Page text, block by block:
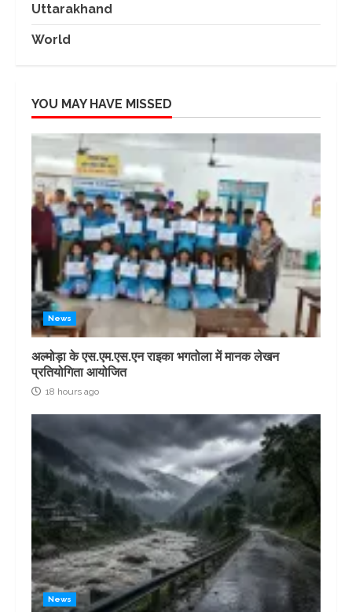
Uttarakhand
World
YOU MAY HAVE MISSED
News
अल्मोड़ा के एस.एम.एस.एन राइका भगतोला में मानक लेखन
प्रतियोगिता आयोजित
18 hours ago
News